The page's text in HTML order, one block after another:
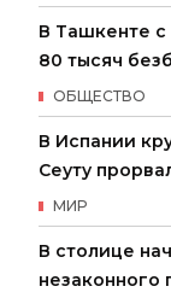
В Ташкенте с
80 тысяч
ОБЩЕСТВО
В Испании
Сеуту
МИР
В столице
незаконного